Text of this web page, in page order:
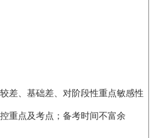
差、基础差、对阶段性重点敏感性
重点及考点；备考时间不富余